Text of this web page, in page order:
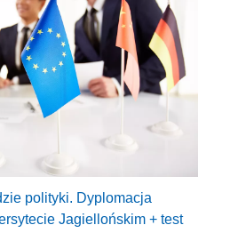
polityki. Dyplomacja
Jagiellońskim + test